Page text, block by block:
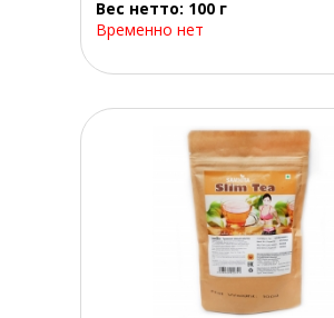
Вес нетто: 100 г
Временно нет